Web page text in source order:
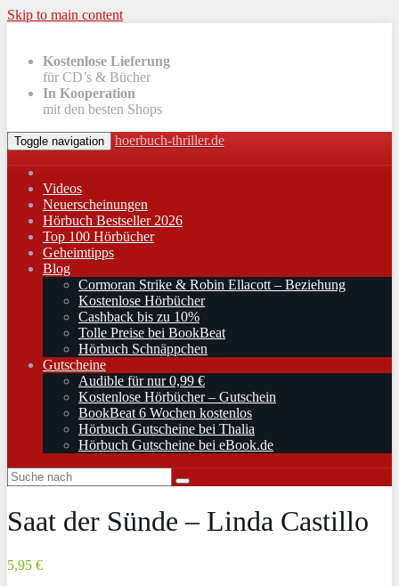
Skip to main content
Kostenlose Lieferung
für CD’s & Bücher
In Kooperation
mit den besten Shops
Toggle navigation hoerbuch-thriller.de
Videos
Neuerscheinungen
Hörbuch Bestseller 2026
Top 100 Hörbücher
Geheimtipps
Blog
Cormoran Strike & Robin Ellacott – Beziehung
Kostenlose Hörbücher
Cashback bis zu 10%
Tolle Preise bei BookBeat
Hörbuch Schnäppchen
Gutscheine
Audible für nur 0,99 €
Kostenlose Hörbücher – Gutschein
BookBeat 6 Wochen kostenlos
Hörbuch Gutscheine bei Thalia
Hörbuch Gutscheine bei eBook.de
Saat der Sünde – Linda Castillo
5,95 €